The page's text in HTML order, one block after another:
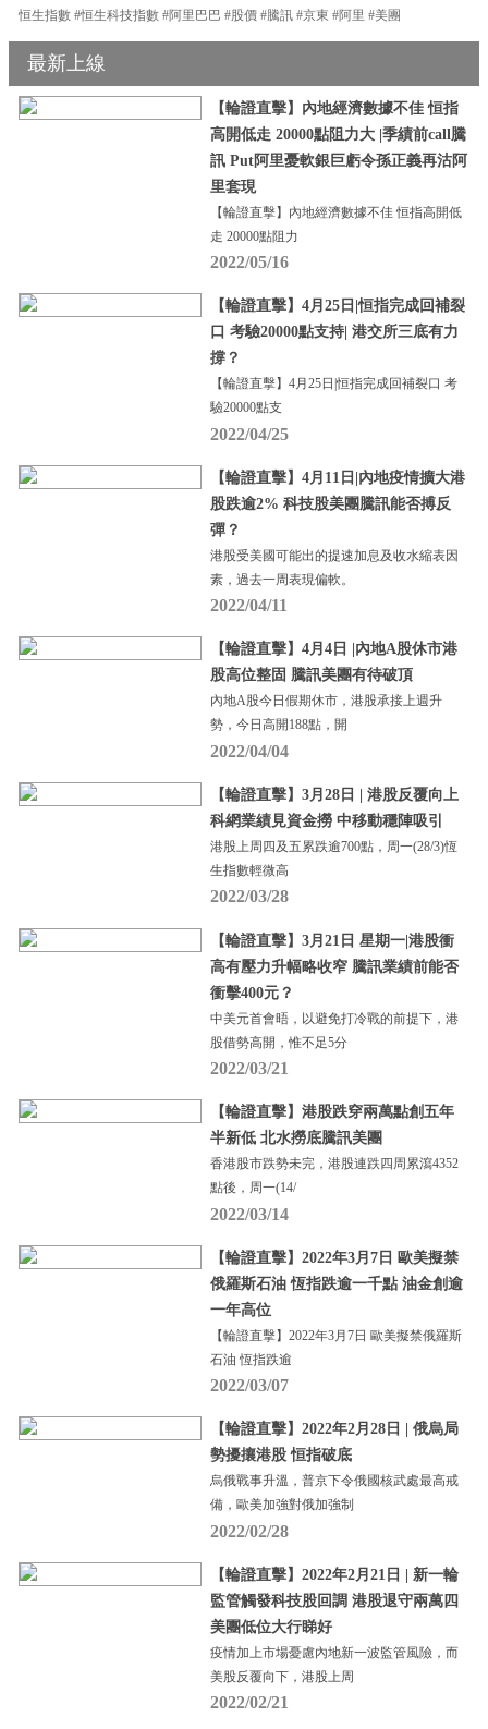
恒生指數 #恒生科技指數 #阿里巴巴 #股價 #騰訊 #京東 #阿里 #美團
最新上線
【輪證直擊】內地經濟數據不佳 恒指
高開低走 20000點阻力大 |季績前call騰
訊 Put阿里憂軟銀巨虧令孫正義再沽阿
里套現
【輪證直擊】內地經濟數據不佳 恒指高開低
走 20000點阻力
2022/05/16
【輪證直擊】4月25日|恒指完成回補裂
口 考驗20000點支持| 港交所三底有力
撐？
【輪證直擊】4月25日|恒指完成回補裂口 考
驗20000點支
2022/04/25
【輪證直擊】4月11日|內地疫情擴大港
股跌逾2% 科技股美團騰訊能否搏反
彈？
港股受美國可能出的提速加息及收水縮表因
素，過去一周表現偏軟。
2022/04/11
【輪證直擊】4月4日 |內地A股休市港
股高位整固 騰訊美團有待破頂
內地A股今日假期休市，港股承接上週升
勢，今日高開188點，開
2022/04/04
【輪證直擊】3月28日 | 港股反覆向上
科網業績見資金撈 中移動穩陣吸引
港股上周四及五累跌逾700點，周一(28/3)恆
生指數輕微高
2022/03/28
【輪證直擊】3月21日 星期一|港股衝
高有壓力升幅略收窄 騰訊業績前能否
衝擊400元？
中美元首會晤，以避免打冷戰的前提下，港
股借勢高開，惟不足5分
2022/03/21
【輪證直擊】港股跌穿兩萬點創五年
半新低 北水撈底騰訊美團
香港股市跌勢未完，港股連跌四周累瀉4352
點後，周一(14/
2022/03/14
【輪證直擊】2022年3月7日 歐美擬禁
俄羅斯石油 恆指跌逾一千點 油金創逾
一年高位
【輪證直擊】2022年3月7日 歐美擬禁俄羅斯
石油 恆指跌逾
2022/03/07
【輪證直擊】2022年2月28日 | 俄烏局
勢擾攘港股 恒指破底
烏俄戰事升溫，普京下令俄國核武處最高戒
備，歐美加強對俄加強制
2022/02/28
【輪證直擊】2022年2月21日 | 新一輪
監管觸發科技股回調 港股退守兩萬四
美團低位大行睇好
疫情加上市場憂慮內地新一波監管風險，而
美股反覆向下，港股上周
2022/02/21